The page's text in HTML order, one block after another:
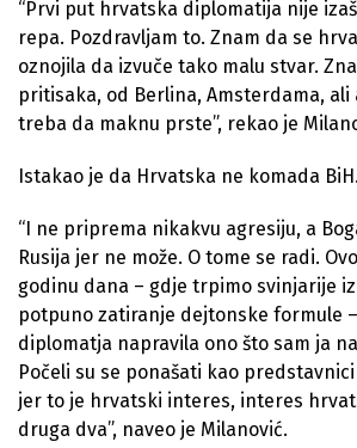
“Prvi put hrvatska diplomatija nije
repa. Pozdravljam to. Znam da se
oznojila da izvuče tako malu stvar.
pritisaka, od Berlina, Amsterdama, ali
treba da maknu prste”, rekao je
Istakao je da Hrvatska ne komada BiH.
“I ne priprema nikakvu agresiju, a
Rusija jer ne može. O tome se radi.
godinu dana – gdje trpimo svinjarije
potpuno zatiranje dejtonske formule
diplomatja napravila ono što sam ja
Počeli su se ponašati kao
jer to je hrvatski interes, interes
druga dva”, naveo je Milanović.